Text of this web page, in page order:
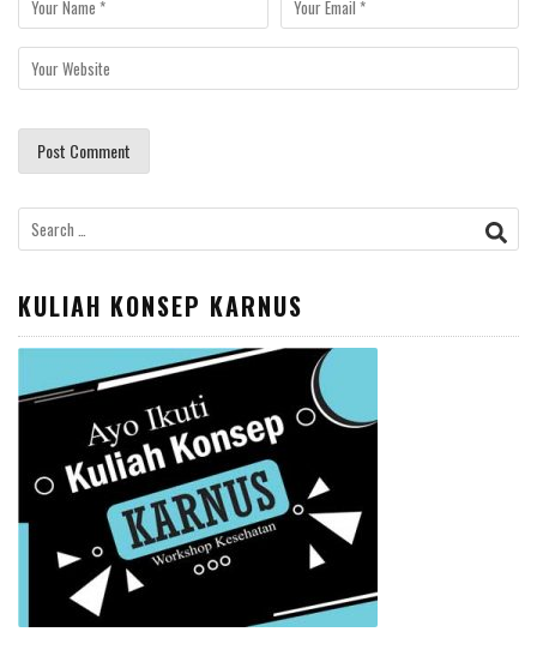
Search
for:
KULIAH KONSEP KARNUS